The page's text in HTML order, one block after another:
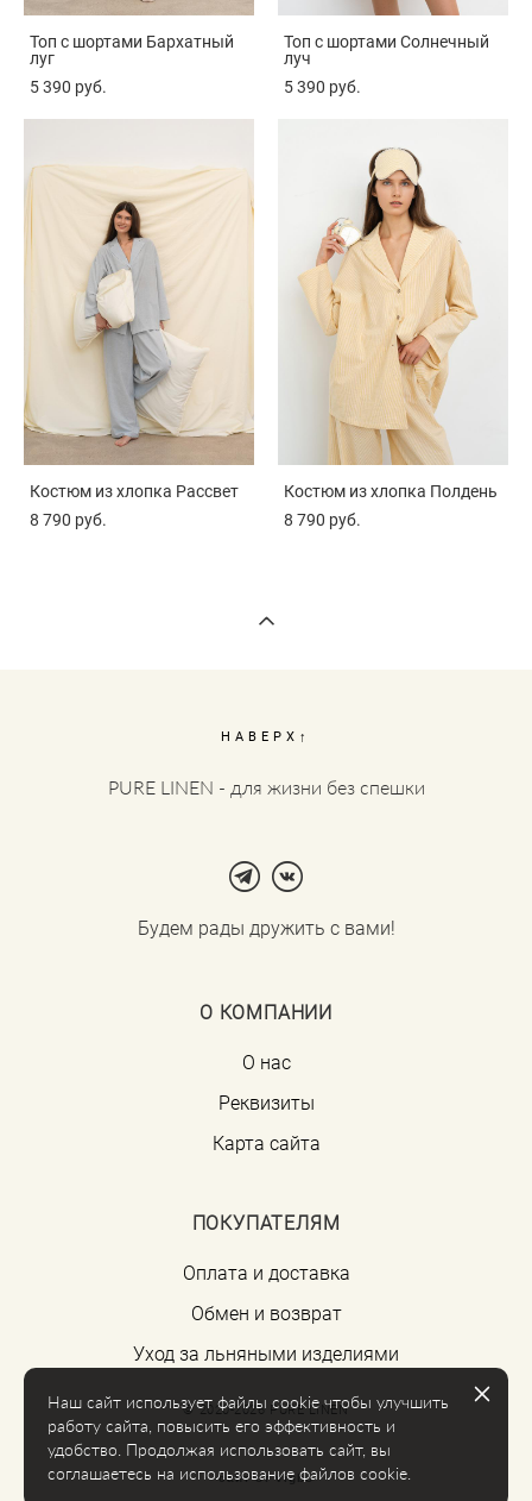
Топ с шортами Бархатный
луг
5 390 pуб.
Топ с шортами Солнечный
луч
5 390 pуб.
Костюм из хлопка Рассвет
8 790 pуб.
Костюм из хлопка Полдень
8 790 pуб.
НАВЕРХ↑
PURE LINEN - для жизни без спешки
Будем рады дружить с вами!
О КОМПАНИИ
О нас
Реквизиты
Карта сайта
ПОКУПАТЕЛЯМ
Оплата и доставка
Обмен и возврат
Уход за льняными изделиями
© 2020-2026 PURE LINEN
сайт от vigbo
Наш сайт использует файлы cookie чтобы улучшить
работу сайта, повысить его эффективность и
удобство. Продолжая использовать сайт, вы
соглашаетесь на использование файлов cookie.